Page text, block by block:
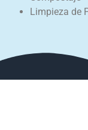
Limpieza de